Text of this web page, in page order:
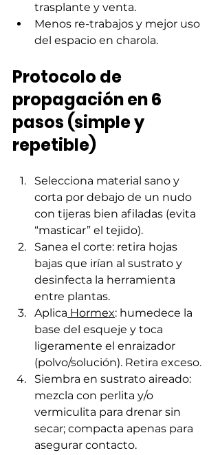
trasplante y venta.
Menos re-trabajos y mejor uso
del espacio en charola.
Protocolo de
propagación en 6
pasos (simple y
repetible)
Selecciona material sano y
corta por debajo de un nudo
con tijeras bien afiladas (evita
“masticar” el tejido).
Sanea el corte: retira hojas
bajas que irían al sustrato y
desinfecta la herramienta
entre plantas.
Aplica Hormex: humedece la
base del esqueje y toca
ligeramente el enraizador
(polvo/solución). Retira exceso.
Siembra en sustrato aireado:
mezcla con perlita y/o
vermiculita para drenar sin
secar; compacta apenas para
asegurar contacto.